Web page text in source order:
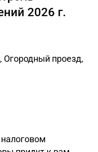
2026 г.
Огородный проезд,